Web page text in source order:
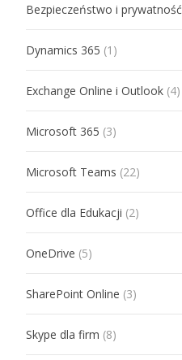
Bezpieczeństwo i prywatność
Dynamics 365 (1)
Exchange Online i Outlook (4)
Microsoft 365 (3)
Microsoft Teams (22)
Office dla Edukacji (2)
OneDrive (5)
SharePoint Online (3)
Skype dla firm (8)